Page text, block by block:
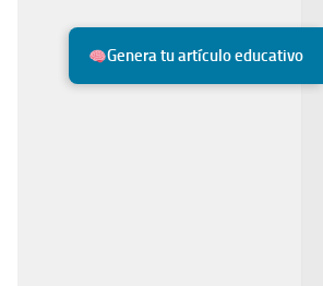
Genera tu artículo educativo